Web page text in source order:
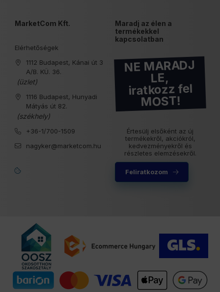
MarketCom Kft.
Elérhetőségek
1112 Budapest, Kánai út 3
A/B. KÜ. 36.
(üzlet)
1116 Budapest, Hunyadi
Mátyás út 82.
(székhely)
+36-1/700-1509
nagyker@marketcom.hu
Maradj az élen a
termékekkel
kapcsolatban
NE MARADJ
LE,
iratkozz fel
MOST!
Értesülj elsőként az új
termékekről, akciókról,
kedvezményekről és
részletes elemzésekről.
Feliratkozom